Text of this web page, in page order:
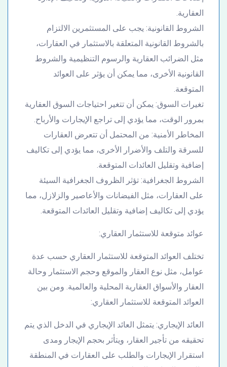
العقارية.
الشروط القانونية: يجب على المستثمرين الالتزام
بالشروط القانونية المتعلقة بالاستثمار في العقارات،
مثل الضرائب العقارية والرسوم التنظيمية والشروط
القانونية الأخرى، مما يمكن أن يؤثر على العوائد
المتوقعة.
تغيرات السوق: يمكن أن تتغير احتياجات السوق العقارية
بمرور الوقت، مما يؤدي إلى تراجع الإيجارات والأرباح.
المخاطر الأمنية: من المحتمل أن تتعرض العقارات
للسرقة والتلف والأضرار الأخرى، مما يؤدي إلى تكاليف
إضافية وتقليل العائدات المتوقعة.
الشروط الجغرافية: تؤثر الظروف الجغرافية السيئة
على العقارات، مثل الفيضانات والأعاصير والزلازل، مما
يؤدي إلى تكاليف إضافية وتقليل العائدات المتوقعة.
عوائد متوقعة للاستثمار العقاري:
تختلف العوائد المتوقعة للاستثمار العقاري حسب عدة
عوامل، مثل نوع العقار والموقع وحجم الاستثمار وحالة
العقار والأسواق العقارية المحلية والعالمية. ومن بين
العوائد المتوقعة للاستثمار العقاري:
العائد الإيجاري: يتمثل العائد الإيجاري في الدخل الذي يتم
تحقيقه من تأجير العقار، ويتأثر بحجم الإيجار ومدى
استقرار الإيجارات والطلب على العقارات في المنطقة